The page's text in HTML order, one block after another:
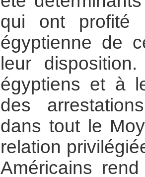
qui ont profité
égyptienne de
leur
égyptiens et à
des
dans tout le
relation
Américains